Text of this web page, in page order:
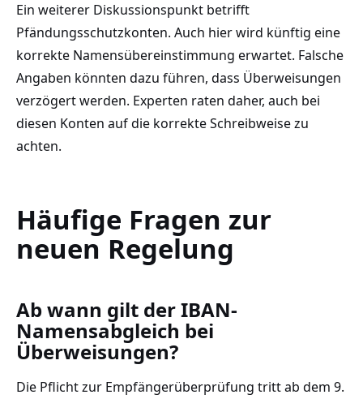
Ein weiterer Diskussionspunkt betrifft
Pfändungsschutzkonten. Auch hier wird künftig eine
korrekte Namensübereinstimmung erwartet. Falsche
Angaben könnten dazu führen, dass Überweisungen
verzögert werden. Experten raten daher, auch bei
diesen Konten auf die korrekte Schreibweise zu
achten.
Häufige Fragen zur
neuen Regelung
Ab wann gilt der IBAN-
Namensabgleich bei
Überweisungen?
Die Pflicht zur Empfängerüberprüfung tritt ab dem 9.